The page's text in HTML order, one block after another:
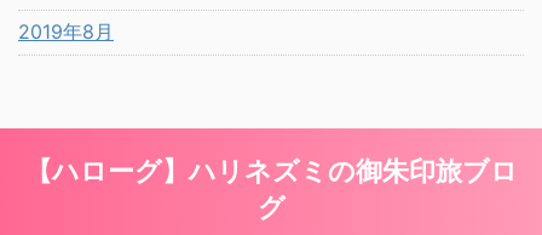
2019年8月
【ハローグ】ハリネズミの御朱印旅ブロ
グ